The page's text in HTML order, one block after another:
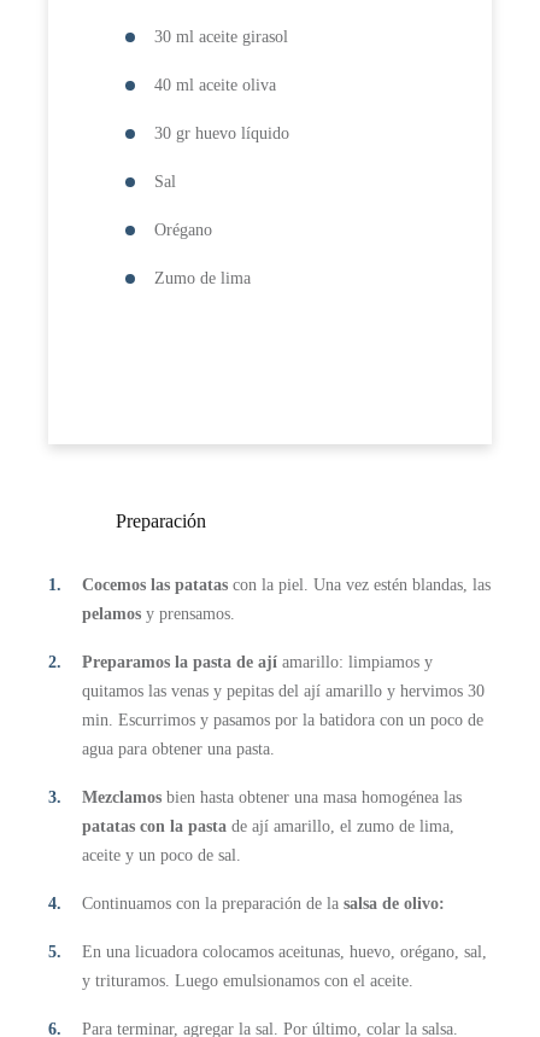
30 ml aceite girasol
40 ml aceite oliva
30 gr huevo líquido
Sal
Orégano
Zumo de lima
Preparación
Cocemos las patatas con la piel. Una vez estén blandas, las
pelamos y prensamos.
Preparamos la pasta de ají amarillo: limpiamos y
quitamos las venas y pepitas del ají amarillo y hervimos 30
min. Escurrimos y pasamos por la batidora con un poco de
agua para obtener una pasta.
Mezclamos bien hasta obtener una masa homogénea las
patatas con la pasta de ají amarillo, el zumo de lima,
aceite y un poco de sal.
Continuamos con la preparación de la salsa de olivo:
En una licuadora colocamos aceitunas, huevo, orégano, sal,
y trituramos. Luego emulsionamos con el aceite.
Para terminar, agregar la sal. Por último, colar la salsa.